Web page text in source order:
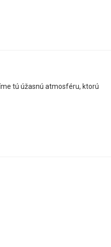
tú úžasnú atmosféru, ktorú